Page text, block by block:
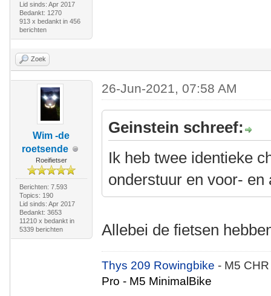
Lid sinds: Apr 2017
Bedankt: 1270
913 x bedankt in 456
berichten
Zoek
Wim -de
roetsende
Roeifietser
Berichten: 7.593
Topics: 190
Lid sinds: Apr 2017
Bedankt: 3653
11210 x bedankt in
5339 berichten
26-Jun-2021, 07:58 AM
Geinstein schreef:
Ik heb twee identieke
onderstuur en voor- en
Allebei de fietsen
Thys 209 Rowingbike- M5
Pro - M5 MinimalBike